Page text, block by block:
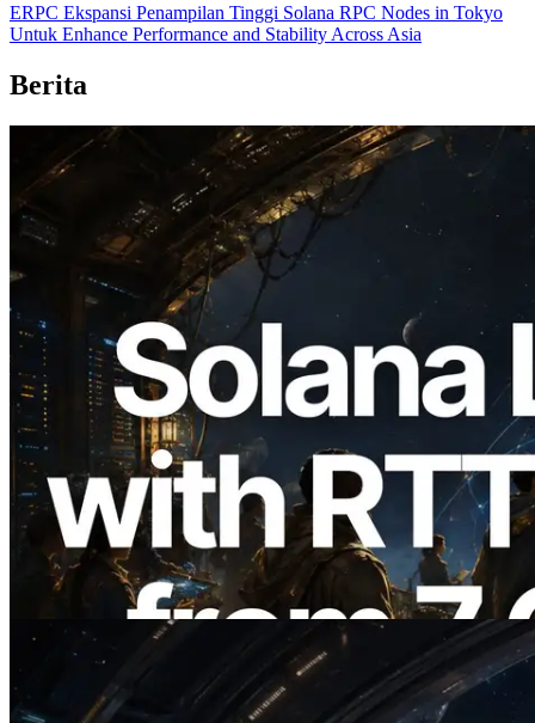
ERPC Ekspansi Penampilan Tinggi Solana RPC Nodes in Tokyo
Untuk Enhance Performance and Stability Across Asia
Berita
2026.08.05
ERPC Memperluas Solana Leader Slot
API dengan Pengukuran Ping dari 7
Region Global — Validators Information
API Juga Diluncurkan